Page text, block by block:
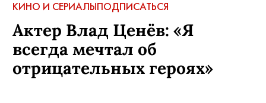
КИНО И СЕРИАЛЫПОДПИСАТЬСЯ
Актер Влад Ценёв: «Я
всегда мечтал об
отрицательных героях»